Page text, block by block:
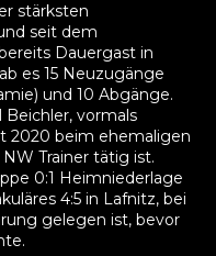
stärksten
seit dem
Dauergast in
es 15 Neuzugänge
und 10 Abgänge.
Beichler, vormals
2020 beim ehemaligen
Trainer tätig ist.
0:1 Heimniederlage
4:5 in Lafnitz, bei
gelegen ist, bevor